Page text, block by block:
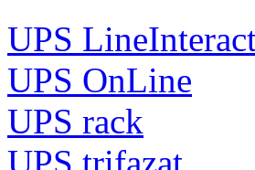
UPS
UPS OnLine
UPS rack
UPS trifazat